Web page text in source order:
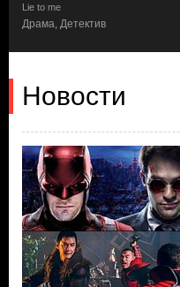
Lie to me
Драма, Детектив
Новости